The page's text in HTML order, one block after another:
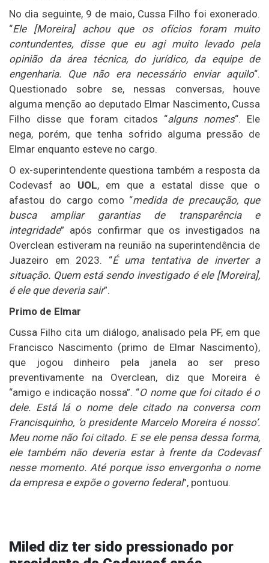
No dia seguinte, 9 de maio, Cussa Filho foi exonerado.
“Ele [Moreira] achou que os ofícios foram muito
contundentes, disse que eu agi muito levado pela
opinião da área técnica, do jurídico, da equipe de
engenharia. Que não era necessário enviar aquilo“.
Questionado sobre se, nessas conversas, houve
alguma menção ao deputado Elmar Nascimento, Cussa
Filho disse que foram citados “alguns nomes“. Ele
nega, porém, que tenha sofrido alguma pressão de
Elmar enquanto esteve no cargo.
O ex-superintendente questiona também a resposta da
Codevasf ao UOL, em que a estatal disse que o
afastou do cargo como “medida de precaução, que
busca ampliar garantias de transparência e
integridade” após confirmar que os investigados na
Overclean estiveram na reunião na superintendência de
Juazeiro em 2023. “É uma tentativa de inverter a
situação. Quem está sendo investigado é ele [Moreira],
é ele que deveria sair”.
Primo de Elmar
Cussa Filho cita um diálogo, analisado pela PF, em que
Francisco Nascimento (primo de Elmar Nascimento),
que jogou dinheiro pela janela ao ser preso
preventivamente na Overclean, diz que Moreira é
“amigo e indicação nossa”. “O nome que foi citado é o
dele. Está lá o nome dele citado na conversa com
Francisquinho, ‘o presidente Marcelo Moreira é nosso’.
Meu nome não foi citado. E se ele pensa dessa forma,
ele também não deveria estar à frente da Codevasf
nesse momento. Até porque isso envergonha o nome
da empresa e expõe o governo federal”, pontuou.
Miled diz ter sido pressionado por